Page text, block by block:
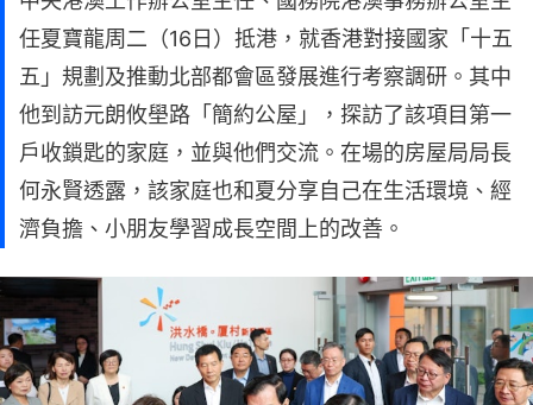
任夏寶龍周二（16日）抵港，就香港對接國家「十五
五」規劃及推動北部都會區發展進行考察調研。其中
他到訪元朗攸壆路「簡約公屋」，探訪了該項目第一
戶收鎖匙的家庭，並與他們交流。在場的房屋局局長
何永賢透露，該家庭也和夏分享自己在生活環境、經
濟負擔、小朋友學習成長空間上的改善。